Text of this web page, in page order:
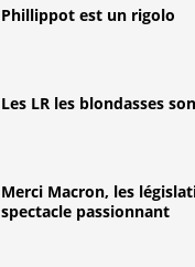
Phillippot est un rigolo
Les LR les blondasses
Merci Macron, les
spectacle passionnant